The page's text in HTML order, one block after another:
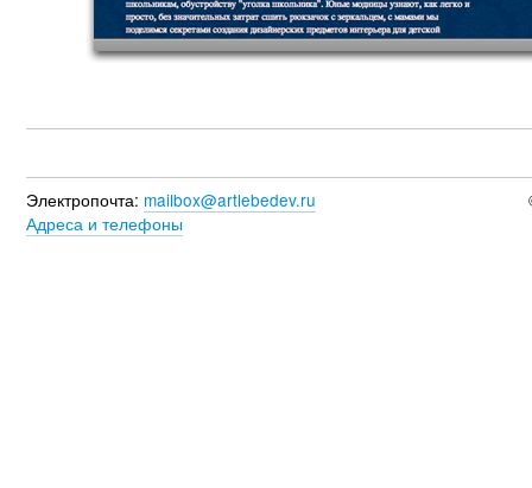
Электропочта: mailbox@artlebedev.ru
Адреса и телефоны